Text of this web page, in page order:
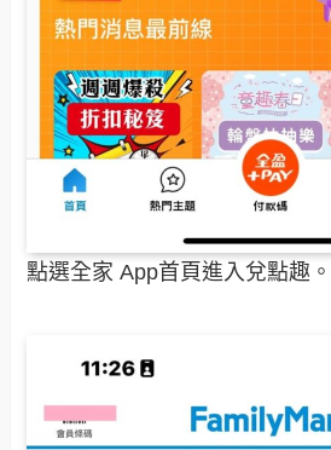
點選全家 App首頁進入兌點趣。